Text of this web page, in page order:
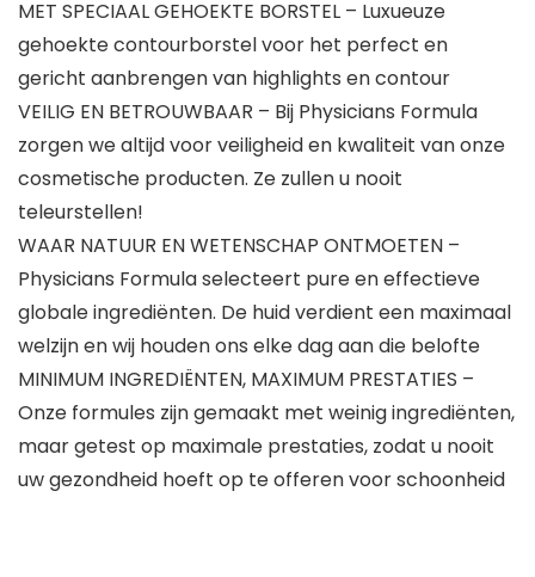
MET SPECIAAL GEHOEKTE BORSTEL – Luxueuze
gehoekte contourborstel voor het perfect en
gericht aanbrengen van highlights en contour
VEILIG EN BETROUWBAAR – Bij Physicians Formula
zorgen we altijd voor veiligheid en kwaliteit van onze
cosmetische producten. Ze zullen u nooit
teleurstellen!
WAAR NATUUR EN WETENSCHAP ONTMOETEN –
Physicians Formula selecteert pure en effectieve
globale ingrediënten. De huid verdient een maximaal
welzijn en wij houden ons elke dag aan die belofte
MINIMUM INGREDIËNTEN, MAXIMUM PRESTATIES –
Onze formules zijn gemaakt met weinig ingrediënten,
maar getest op maximale prestaties, zodat u nooit
uw gezondheid hoeft op te offeren voor schoonheid